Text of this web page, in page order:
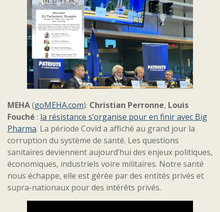
MEHA(goMEHA.com): Christian Perronne, Louis
Fouché : la résistance s’organise pour en finir avec Big
Pharma. La période Covid a affiché au grand jour la
corruption du système de santé. Les questions
sanitaires deviennent aujourd’hui des enjeux politiques,
économiques, industriels voire militaires. Notre santé
nous échappe, elle est gérée par des entités privés et
supra-nationaux pour des intérêts privés.